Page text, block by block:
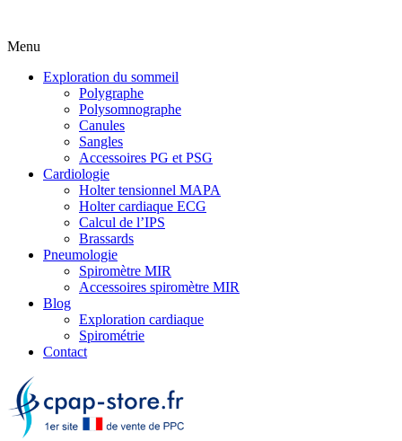
Menu
Exploration du sommeil
Polygraphe
Polysomnographe
Canules
Sangles
Accessoires PG et PSG
Cardiologie
Holter tensionnel MAPA
Holter cardiaque ECG
Calcul de l’IPS
Brassards
Pneumologie
Spiromètre MIR
Accessoires spiromètre MIR
Blog
Exploration cardiaque
Spirométrie
Contact